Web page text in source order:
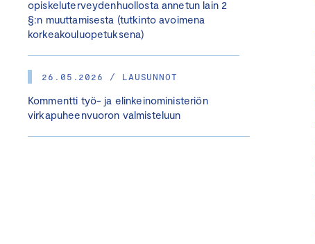
opiskeluterveydenhuollosta annetun lain 2
§:n muuttamisesta (tutkinto avoimena
korkeakouluopetuksena)
26.05.2026 / LAUSUNNOT
Kommentti työ- ja elinkeinoministeriön
virkapuheenvuoron valmisteluun